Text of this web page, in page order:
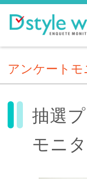
アンケート
抽選
モニ